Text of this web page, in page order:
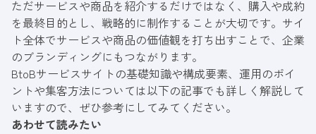
ただサービスや商品を紹介するだけではなく、購入や成約
を最終目的とし、戦略的に制作することが大切です。サイ
ト全体でサービスや商品の価値観を打ち出すことで、企業
のブランディングにもつながります。
BtoBサービスサイトの基礎知識や構成要素、運用のポイ
ントや集客方法については以下の記事でも詳しく解説して
いますので、ぜひ参考にしてみてください。
あわせて読みたい